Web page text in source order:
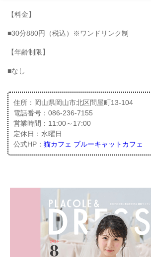
【料金】
■30分880円（税込）※ワンドリンク制
【年齢制限】
■なし
住所：岡山県岡山市北区問屋町13-104
電話番号：086-236-7155
営業時間：11:00～17:00
定休日：水曜日
公式HP： 猫カフェ ブルーキャットカフェ